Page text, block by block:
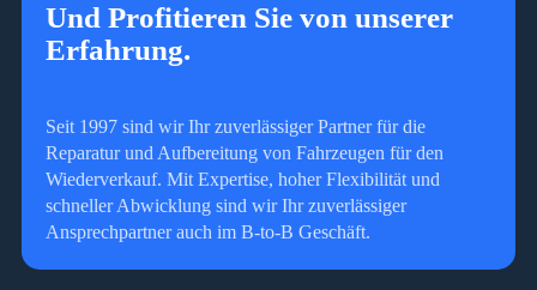
Und Profitieren Sie von unserer
Erfahrung.
Seit 1997 sind wir Ihr zuverlässiger Partner für die
Reparatur und Aufbereitung von Fahrzeugen für den
Wiederverkauf. Mit Expertise, hoher Flexibilität und
schneller Abwicklung sind wir Ihr zuverlässiger
Ansprechpartner auch im B-to-B Geschäft.